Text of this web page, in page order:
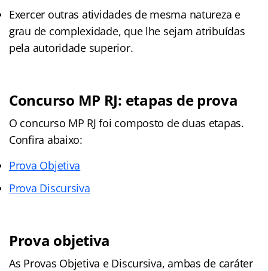
Exercer outras atividades de mesma natureza e
grau de complexidade, que lhe sejam atribuídas
pela autoridade superior.
Concurso MP RJ: etapas de prova
O concurso MP RJ foi composto de duas etapas.
Confira abaixo:
Prova Objetiva
Prova Discursiva
Prova objetiva
As Provas Objetiva e Discursiva, ambas de caráter